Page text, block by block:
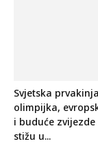
Svjetska
olimpijka,
i buduće
stižu u...